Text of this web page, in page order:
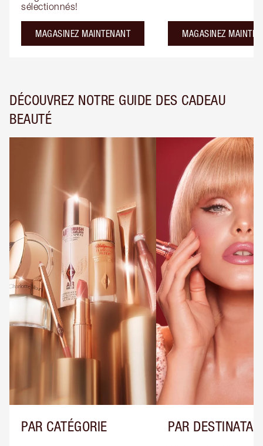
sélectionnés!
MAGASINEZ MAINTENANT MAGASINEZ
DÉCOUVREZ NOTRE GUIDE DES CADEAU
BEAUTÉ
PAR CATÉGORIE PAR